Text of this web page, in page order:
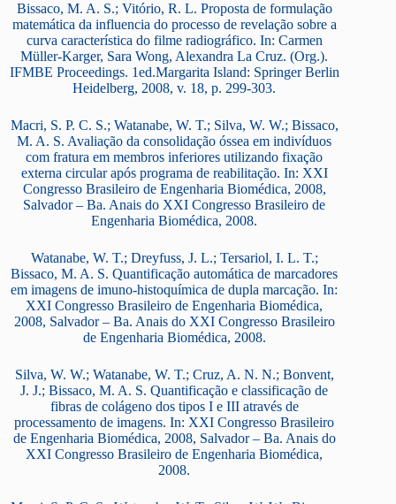
Bissaco, M. A. S.; Vitório, R. L. Proposta de formulação
matemática da influencia do processo de revelação sobre a
curva característica do filme radiográfico. In: Carmen
Müller-Karger, Sara Wong, Alexandra La Cruz. (Org.).
IFMBE Proceedings. 1ed.Margarita Island: Springer Berlin
Heidelberg, 2008, v. 18, p. 299-303.
Macri, S. P. C. S.; Watanabe, W. T.; Silva, W. W.; Bissaco,
M. A. S. Avaliação da consolidação óssea em indivíduos
com fratura em membros inferiores utilizando fixação
externa circular após programa de reabilitação. In: XXI
Congresso Brasileiro de Engenharia Biomédica, 2008,
Salvador – Ba. Anais do XXI Congresso Brasileiro de
Engenharia Biomédica, 2008.
Watanabe, W. T.; Dreyfuss, J. L.; Tersariol, I. L. T.;
Bissaco, M. A. S. Quantificação automática de marcadores
em imagens de imuno-histoquímica de dupla marcação. In:
XXI Congresso Brasileiro de Engenharia Biomédica,
2008, Salvador – Ba. Anais do XXI Congresso Brasileiro
de Engenharia Biomédica, 2008.
Silva, W. W.; Watanabe, W. T.; Cruz, A. N. N.; Bonvent,
J. J.; Bissaco, M. A. S. Quantificação e classificação de
fibras de colágeno dos tipos I e III através de
processamento de imagens. In: XXI Congresso Brasileiro
de Engenharia Biomédica, 2008, Salvador – Ba. Anais do
XXI Congresso Brasileiro de Engenharia Biomédica,
2008.